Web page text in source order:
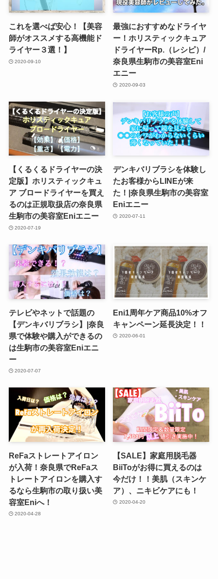
これを選べば安心！【美容
師がオススメする高機能ド
ライヤー３選！】
2020-09-10
最強におすすめなドライヤ
ー！ホリスティックキュア
ドライヤーRp.（レシピ）/
奈良県生駒市の美容室Eni
エニー
2020-09-03
【くるくるドライヤーの決
定版】ホリスティックキュ
ア ブロードライヤーを買え
るのは正規取扱店の奈良県
生駒市の美容室Eniエニー
2020-07-19
デンキバリブラシを体験し
たお客様からLINEが来
た！|奈良県生駒市の美容室
Eniエニー
2020-07-11
テレビやネットで話題の
【デンキバリブラシ】|奈良
県で体験や購入ができるの
は生駒市の美容室Eniエニ
ー
2020-07-07
Eni1周年ケア商品10%オフ
キャンペーン延長決定！！
2020-06-01
ReFaストレートアイロン
が入荷！奈良県でReFaス
トレートアイロンを購入す
るなら生駒市の取り扱い美
容室Eniへ！
2020-04-28
【SALE】家庭用脱毛器
BiiToがお得に買えるのは
今だけ！！美肌（スキンケ
ア）、ニキビケアにも！
2020-04-20